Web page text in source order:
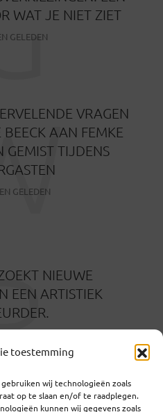
toestemming
wij technologieën zoals
op te slaan en/of te raadplegen.
kunnen wij gegevens zoals
WAT JE NIET ZIET
GELEDEN
VRAGEN
AAN FEMKE
GEMIST TIJDENS
GELEDEN
NIEUWE
EEN ARTISTIEK